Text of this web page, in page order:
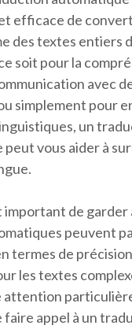
efficace de
des textes entiers
soit pour la
avec
simplement pour
un
peut vous aider à
de garder
peuvent
termes de
les textes
attention
faire appel à un